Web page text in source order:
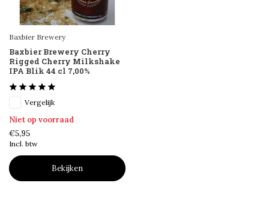
Baxbier Brewery
Baxbier Brewery Cherry
Rigged Cherry Milkshake
IPA Blik 44 cl 7,00%
Vergelijk
Niet op voorraad
€5,95
Incl. btw
Bekijken